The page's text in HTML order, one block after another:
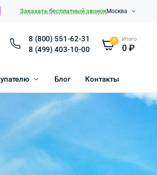
Заказать бесплатный звонокМосква
8 (800) 551-62-31
8 (499) 403-10-00
0 Итого
0₽
Блог Контакты